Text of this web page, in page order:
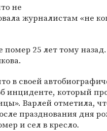
не
журналистам «не
25 лет тому
в своей
инциденте, который
Варлей отметила,
празднования дня
и сел в кресло.